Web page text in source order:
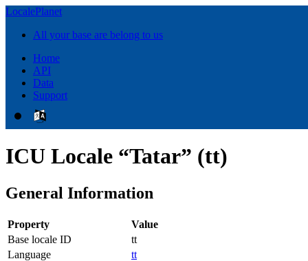
LocalePlanet
All your base are belong to us
Home
API
Data
Support
ICU Locale “Tatar” (tt)
General Information
Property
Value
Base locale ID
tt
Language
tt